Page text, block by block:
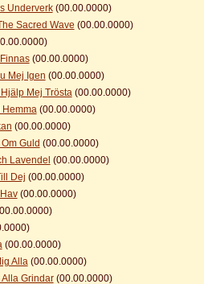
банк кредит наличными
карты онлайн альфа банк
Underverk(00.00.0000)
Sacred Wave (00.00.0000)
(00.00.0000)
Mej Igen (00.00.0000)
Mej Trösta (00.00.0000)
Hemma (00.00.0000)
(00.00.0000)
Guld (00.00.0000)
Lavendel (00.00.0000)
Dej (00.00.0000)
(00.00.0000)
(00.00.0000)
Alla (00.00.0000)
Grindar(00.00.0000)